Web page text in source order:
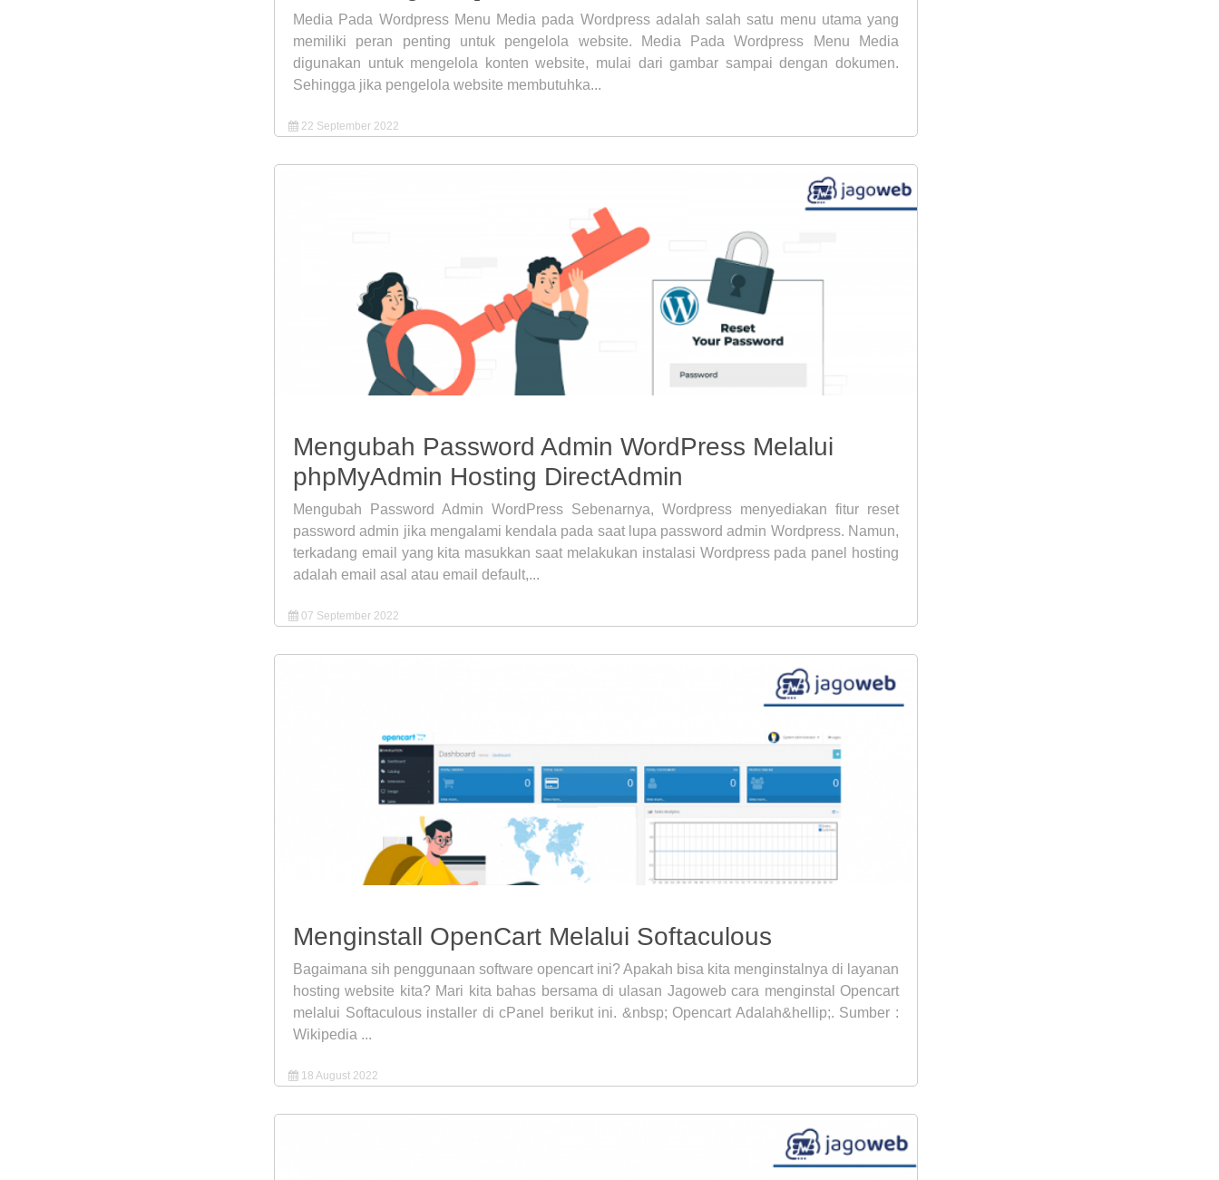
Media Pada Wordpress Menu Media pada Wordpress adalah salah satu menu utama yang
memiliki peran penting untuk pengelola website. Media Pada Wordpress Menu Media
digunakan untuk mengelola konten website, mulai dari gambar sampai dengan dokumen.
Sehingga jika pengelola website membutuhka...
22 September 2022
Mengubah Password Admin WordPress Melalui
phpMyAdmin Hosting DirectAdmin
Mengubah Password Admin WordPress Sebenarnya, Wordpress menyediakan fitur reset
password admin jika mengalami kendala pada saat lupa password admin Wordpress. Namun,
terkadang email yang kita masukkan saat melakukan instalasi Wordpress pada panel hosting
adalah email asal atau email default,...
07 September 2022
Menginstall OpenCart Melalui Softaculous
Bagaimana sih penggunaan software opencart ini? Apakah bisa kita menginstalnya di layanan
hosting website kita? Mari kita bahas bersama di ulasan Jagoweb cara menginstal Opencart
melalui Softaculous installer di cPanel berikut ini. &nbsp; Opencart Adalah&hellip;. Sumber :
Wikipedia ...
18 August 2022